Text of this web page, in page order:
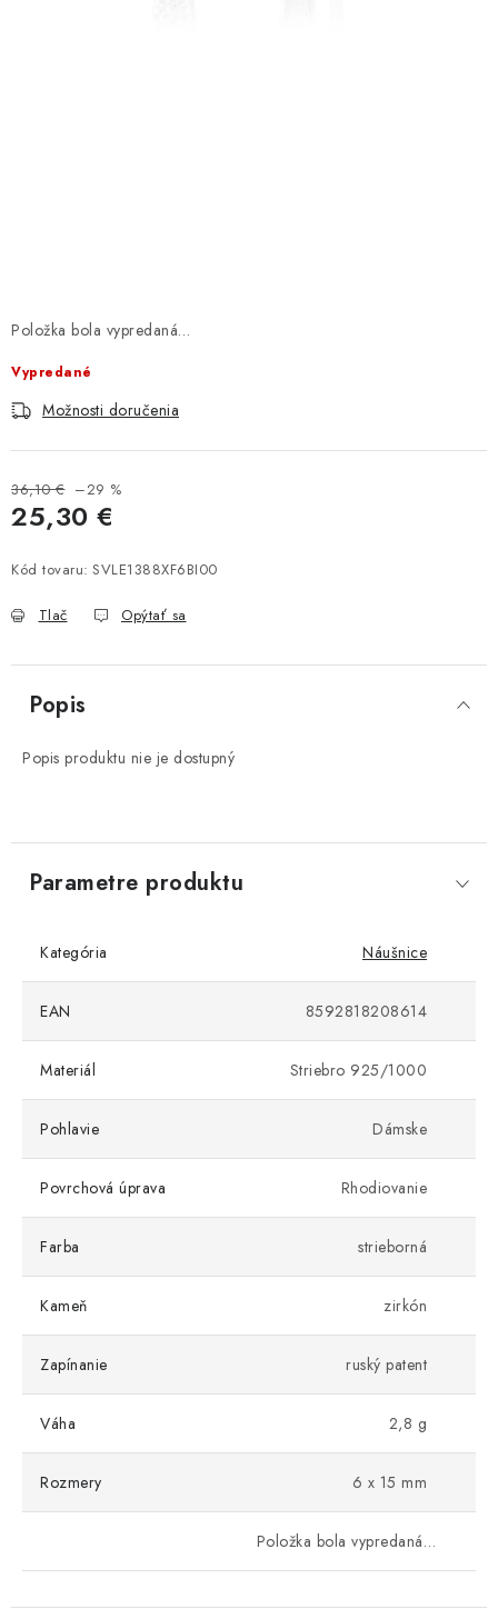
Položka bola vypredaná…
Vypredané
Možnosti doručenia
36,10 € –29 %
25,30 €
Kód tovaru: SVLE1388XF6BI00
Tlač Opýtať sa
Popis
Popis produktu nie je dostupný
Parametre produktu
Kategória Náušnice
EAN 8592818208614
Materiál Striebro 925/1000
Pohlavie Dámske
Povrchová úprava Rhodiovanie
Farba strieborná
Kameň zirkón
Zapínanie ruský patent
Váha 2,8 g
Rozmery 6 x 15 mm
Položka bola vypredaná…